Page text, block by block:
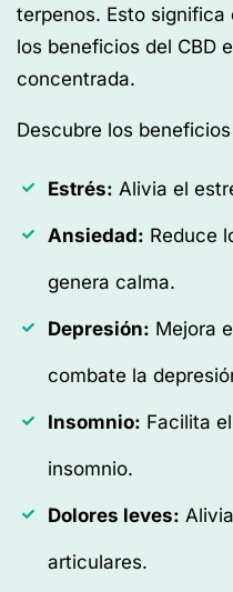
terpenos. Esto
los beneficios del CBD
concentrada.
Descubre los
Estrés: Alivia el
Ansiedad: Reduce
genera calma.
Depresión: Mejora
combate la
Insomnio: Facilita
insomnio.
Dolores leves:
articulares.